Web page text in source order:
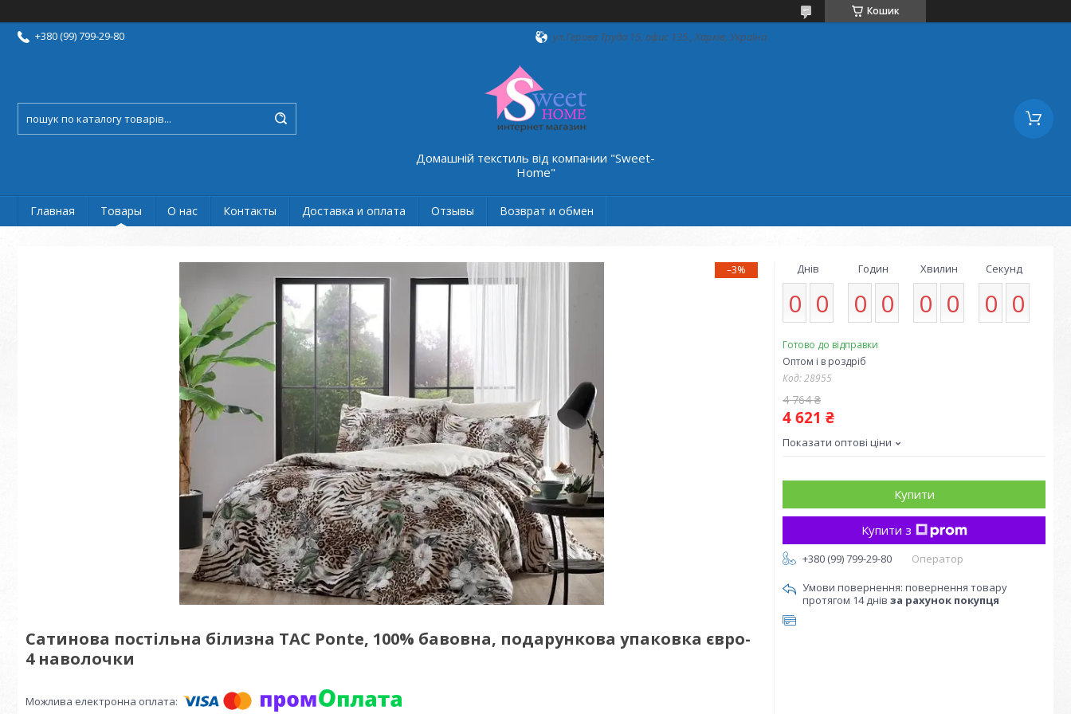
Кошик
+380 (99) 799-29-80 ул.Героев Труда 15, офис 135., Харків, Україна
Домашній текстиль від компании "Sweet-
Home"
Главная Товары О нас Контакты Доставка и оплата Отзывы Возврат и обмен
–3%
Сатинова постільна білизна TAC Ponte, 100% бавовна, подарункова упаковка євро-
4 наволочки
Днів
0 0
Годин
0 0
Хвилин
0 0
Секунд
0 0
Готово до відправки
Оптом і в роздріб
Код:28955
4 764 ₴
4 621 ₴
Показати оптові ціни
Купити
Купити з
+380 (99) 799-29-80
Оператор
повернення товару
протягом 14 днів за рахунок покупця